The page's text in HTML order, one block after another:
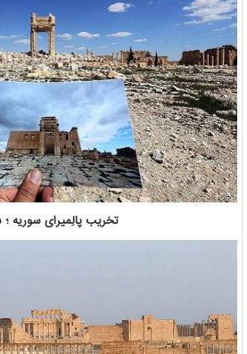
تخریب پالِمیرای سوریه ؛ ۲۰۱۵